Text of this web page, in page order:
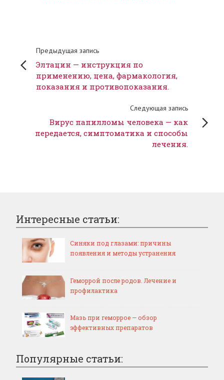
Предыдущая запись
Элтацин — инструкция по
применению, цена, фармакология,
показания и противопоказания.
Следующая запись
Вирус папилломы человека — как
передается, симптоматика и способы
лечения.
Интересные статьи:
Синяки под глазами: причины
появления и методы устранения
Геморрой после родов. Лечение и
профилактика
Мазь при геморрое — обзор
эффективных препаратов
Популярные статьи: